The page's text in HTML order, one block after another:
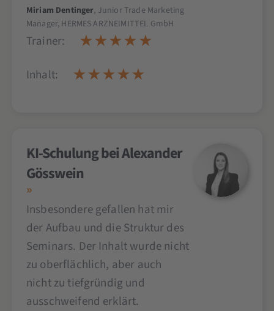
Miriam Dentinger, Junior Trade Marketing
Manager, HERMES ARZNEIMITTEL GmbH
Trainer:
Inhalt:
KI-Schulung bei Alexander
Gösswein
Insbesondere gefallen hat mir
der Aufbau und die Struktur des
Seminars. Der Inhalt wurde nicht
zu oberflächlich, aber auch
nicht zu tiefgründig und
ausschweifend erklärt.